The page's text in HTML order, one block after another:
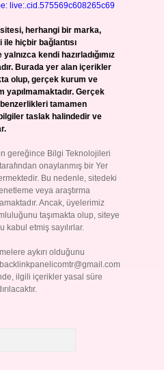
live:.cid.575569c608265c69
herhangi bir marka,
hiçbir bağlantısı
kendi hazırladığımız
Burada yer alan içerikler
olup, gerçek kurum ve
yapılmamaktadır. Gerçek
tamamen
taslak halindedir ve
gereğince Bilgi Teknolojileri
onaylanmış bir Yer
Bu nedenle, sitedeki
veya araştırma
Ancak, üyelerimiz
taşımakta olup, siteye
etmiş sayılırlar.
aykırı olduğunu
backlinkpanelicomtr@gmail.com
ilgili içerikler yasal süre